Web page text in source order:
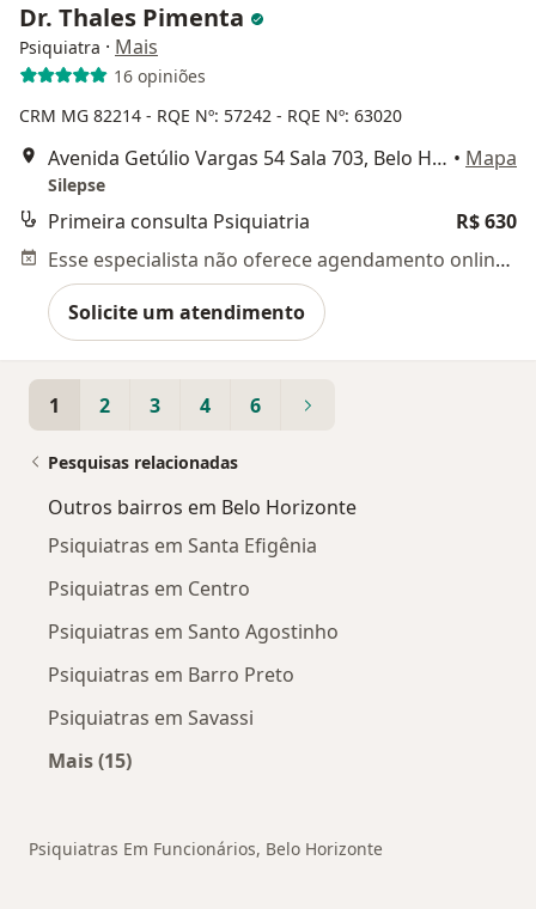
Dr. Thales Pimenta
Psiquiatra · Mais
16 opiniões
CRM MG 82214 - RQE Nº: 57242 - RQE Nº: 63020
Avenida Getúlio Vargas 54 Sala 703, Belo Horizonte • Mapa
Silepse
Primeira consulta Psiquiatria
R$ 630
Esse especialista não oferece agendamento online para esse endereço.
Solicite um atendimento
1 2 3 4 6
Pesquisas relacionadas
Outros bairros em Belo Horizonte
Psiquiatras em Santa Efigênia
Psiquiatras em Centro
Psiquiatras em Santo Agostinho
Psiquiatras em Barro Preto
Psiquiatras em Savassi
Mais (15)
Psiquiatras Em Funcionários, Belo Horizonte